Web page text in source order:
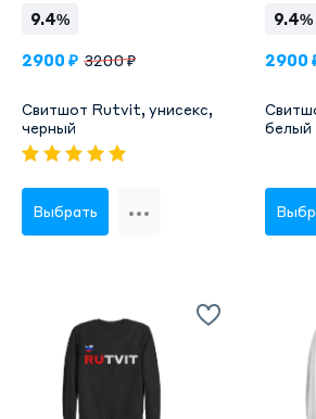
9.4%
2900 ₽ 3200 ₽
Свитшот Rutvit, унисекс,
черный
Выбрать
9.4%
2900
белый